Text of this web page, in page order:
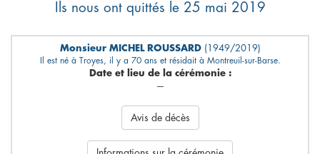
Ils nous ont quittés le 25 mai 2019
Monsieur MICHEL ROUSSARD (1949/2019)
Il est né à Troyes, il y a 70 ans et résidait à Montreuil-sur-Barse.
Date et lieu de la cérémonie :
---
Avis de décès